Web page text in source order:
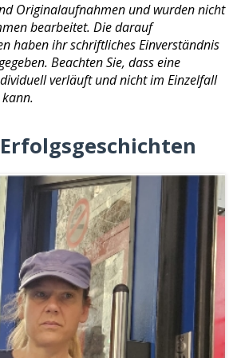
Originalaufnahmen und wurden nicht
bearbeitet. Die darauf
haben ihr schriftliches Einverständnis
Beachten Sie, dass eine
verläuft und nicht im Einzelfall